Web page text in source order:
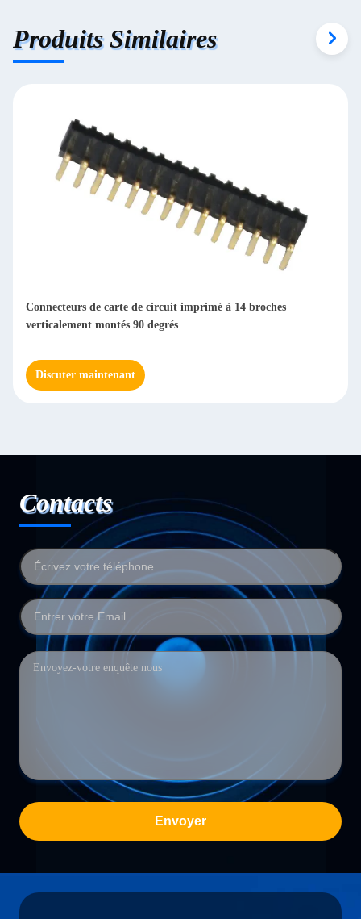
more eye strain during long sessions. Highly r
Produits Similaires
Connecteurs de carte de circuit imprimé à 14 broches
verticalement montés 90 degrés
Discuter maintenant
Contacts
Envoyer